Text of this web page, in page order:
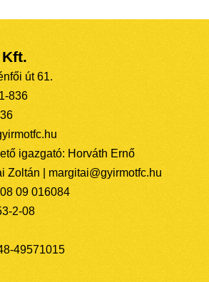
Kft.
út 61.
836
igazgató: Horváth Ernő
Zoltán | margitai@gyirmotfc.hu
09 016084
2-08
49571015